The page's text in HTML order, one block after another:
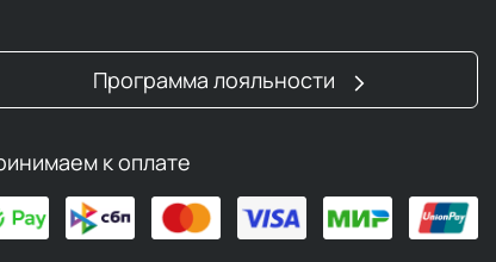
Программа лояльности
к оплате